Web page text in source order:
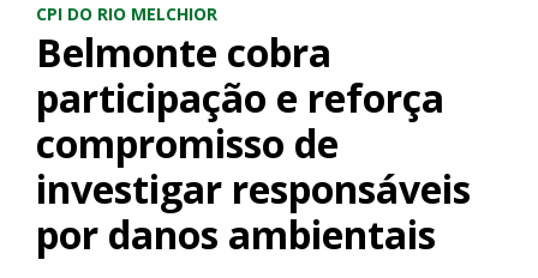
CPI DO RIO MELCHIOR
Belmonte cobra
participação e reforça
compromisso de
investigar responsáveis
por danos ambientais